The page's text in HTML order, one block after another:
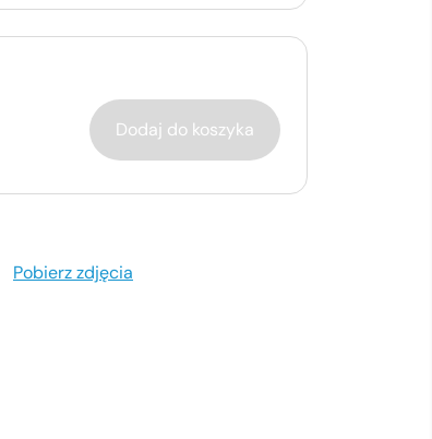
Dodaj do koszyka
Pobierz zdjęcia